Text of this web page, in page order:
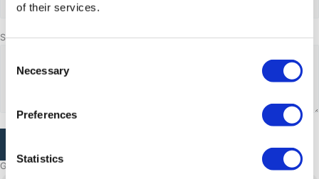
of their services.
Selection
Necessary
Preferences
Statistics
Spørgsmål eller kommentarer
Gennemse flere eventyr